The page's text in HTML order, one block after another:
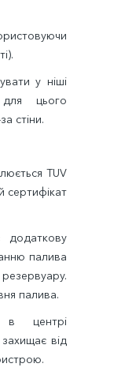
у ніші
цього
стіни.
TUV
сертифікат
додаткову
палива
палива.
в центрі
від